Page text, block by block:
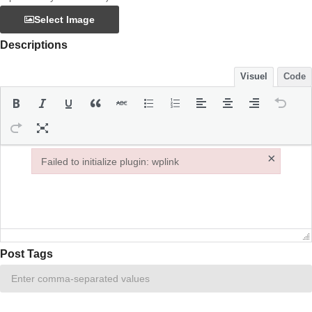
Select Image
Descriptions
Visuel Code
Post Tags
Failed to initialize plugin: wplink ×
Failed to initialize plugin: wplink